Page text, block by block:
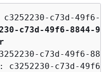
c73d-49f6-8844-
c73d-49f6-
c3252230-c73d-